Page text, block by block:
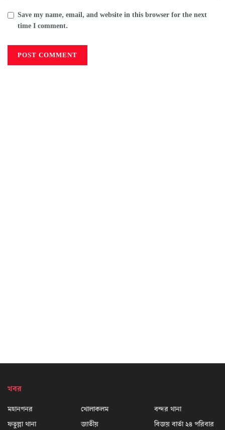
Save my name, email, and website in this browser for the next
time I comment.
খবর
মহানগনর
ফতুল্লা থানা
খোলাকলম
জাতীয়
বন্দর থানা
বিজয় বার্তা ২৪ পরিবার